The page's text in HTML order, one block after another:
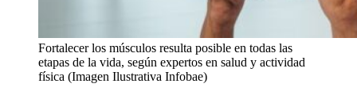
Fortalecer los músculos resulta posible en todas las
etapas de la vida, según expertos en salud y actividad
física (Imagen Ilustrativa Infobae)